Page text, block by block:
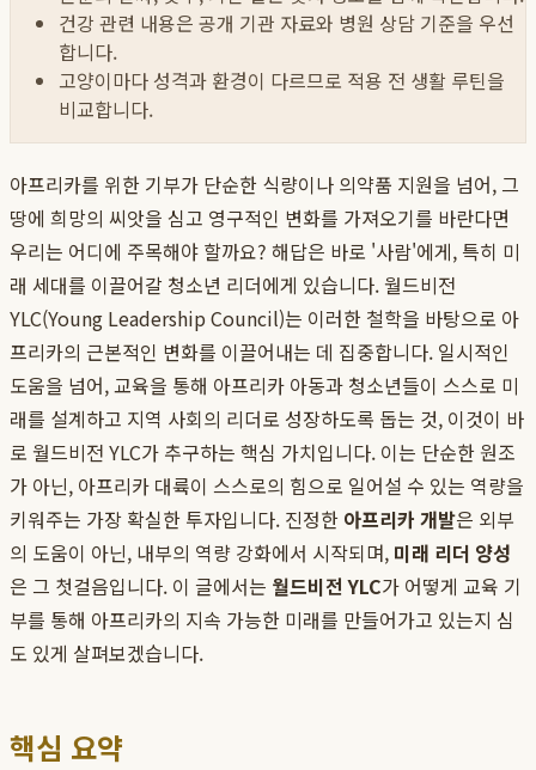
건강 관련 내용은 공개 기관 자료와 병원 상담 기준을 우선
합니다.
고양이마다 성격과 환경이 다르므로 적용 전 생활 루틴을
비교합니다.
아프리카를 위한 기부가 단순한 식량이나 의약품 지원을 넘어, 그
땅에 희망의 씨앗을 심고 영구적인 변화를 가져오기를 바란다면
우리는 어디에 주목해야 할까요? 해답은 바로 '사람'에게, 특히 미
래 세대를 이끌어갈 청소년 리더에게 있습니다. 월드비전
YLC(Young Leadership Council)는 이러한 철학을 바탕으로 아
프리카의 근본적인 변화를 이끌어내는 데 집중합니다. 일시적인
도움을 넘어, 교육을 통해 아프리카 아동과 청소년들이 스스로 미
래를 설계하고 지역 사회의 리더로 성장하도록 돕는 것, 이것이 바
로 월드비전 YLC가 추구하는 핵심 가치입니다. 이는 단순한 원조
가 아닌, 아프리카 대륙이 스스로의 힘으로 일어설 수 있는 역량을
키워주는 가장 확실한 투자입니다. 진정한 아프리카 개발은 외부
의 도움이 아닌, 내부의 역량 강화에서 시작되며, 미래 리더 양성
은 그 첫걸음입니다. 이 글에서는 월드비전 YLC가 어떻게 교육 기
부를 통해 아프리카의 지속 가능한 미래를 만들어가고 있는지 심
도 있게 살펴보겠습니다.
핵심 요약